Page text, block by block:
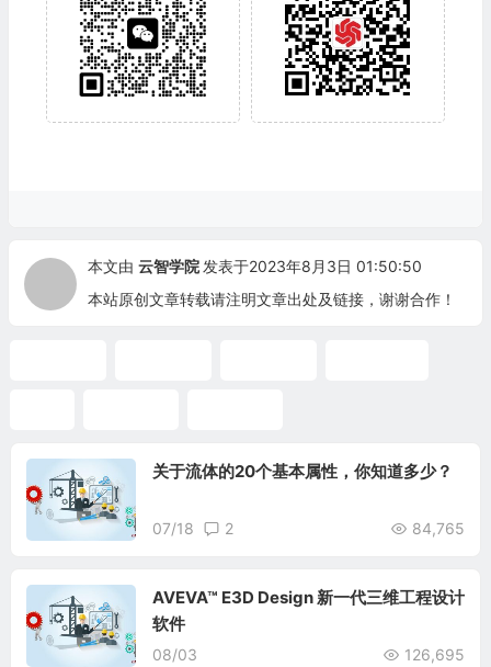
本文由 云智学院 发表于2023年8月3日 01:50:50
本站原创文章转载请注明文章出处及链接，谢谢合作！
关于流体的20个基本属性，你知道多少？
07/18 2 84,765
AVEVA™ E3D Design 新一代三维工程设计
软件
08/03 126,695